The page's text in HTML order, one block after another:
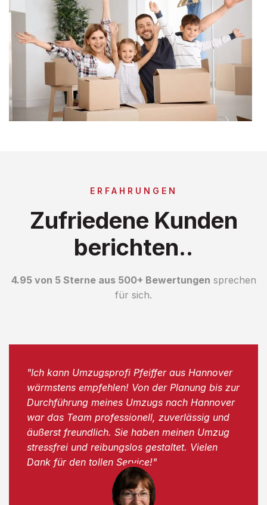
ERFAHRUNGEN
Zufriedene Kunden
berichten..
4.95 von 5 Sterne aus 500+ Bewertungen sprechen
für sich.
"Ich kann Umzugsprofi Pfeiffer aus Hannover
wärmstens empfehlen! Von der Planung bis zur
Durchführung meines Umzugs nach Hannover
war das Team professionell, zuverlässig und
äußerst freundlich. Sie haben meinen Umzug
stressfrei und reibungslos gestaltet. Vielen
Dank für den tollen Service!"